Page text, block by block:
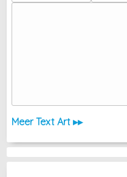
Meer Text Art ▸▸